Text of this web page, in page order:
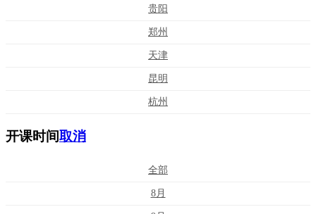
贵阳
郑州
天津
昆明
杭州
开课时间取消
全部
8月